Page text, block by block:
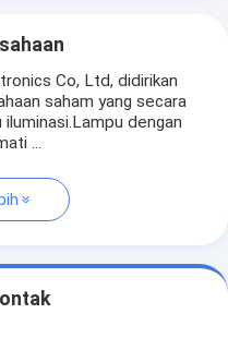
Co, Ltd, didirikan
saham yang secara
dengan
...